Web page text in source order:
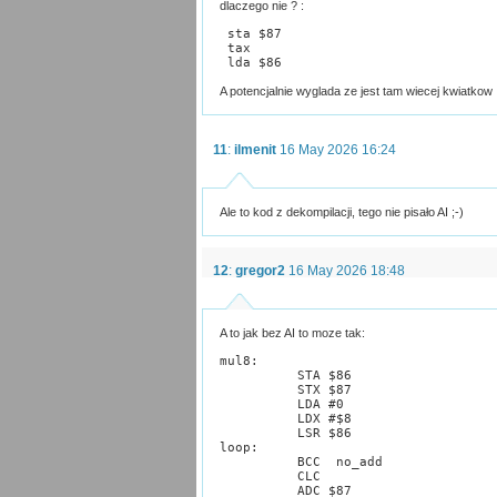
dlaczego nie ? :
sta $87
tax
lda $86
A potencjalnie wyglada ze jest tam wiecej kwiatkow
11: ilmenit 16 May 2026 16:24
Ale to kod z dekompilacji, tego nie pisało AI ;-)
12: gregor2 16 May 2026 18:48
A to jak bez AI to moze tak:
mul8:
STA $86
	  STX $87
	  LDA #0
	  LDX #$8
	  LSR $86
loop:
	  BCC  no_add
	  CLC
	  ADC $87